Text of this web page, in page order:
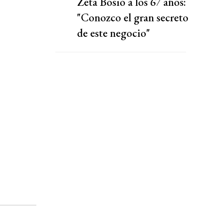
"Conozco el gran secreto
de este negocio"